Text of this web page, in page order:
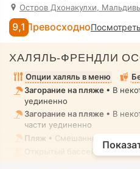
Остров Дхонакулхи,
9,1 Превосходно
ХАЛЯЛЬ-ФРЕНДЛИ
Опции халяль в меню
Загорание на пляже • В
уединенно
Загорание на пляже • В
части уединенно
Пляж • Смешанный •
Открытый бассейн • В